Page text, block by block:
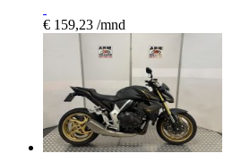
€ 159,23 /mnd